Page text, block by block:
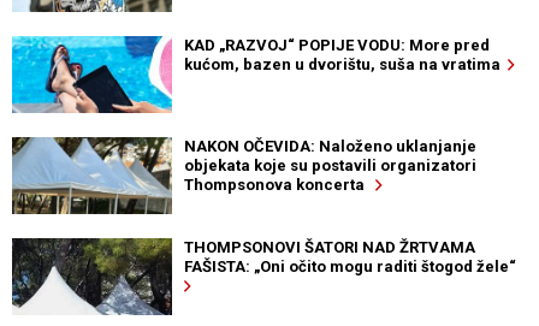
KAD „RAZVOJ“ POPIJE VODU: More pred
kućom, bazen u dvorištu, suša na vratima
NAKON OČEVIDA: Naloženo uklanjanje
objekata koje su postavili organizatori
Thompsonova koncerta
THOMPSONOVI ŠATORI NAD ŽRTVAMA
FAŠISTA: „Oni očito mogu raditi štogod žele“